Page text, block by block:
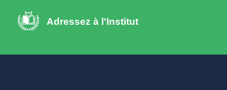
Adressez à l'Institut